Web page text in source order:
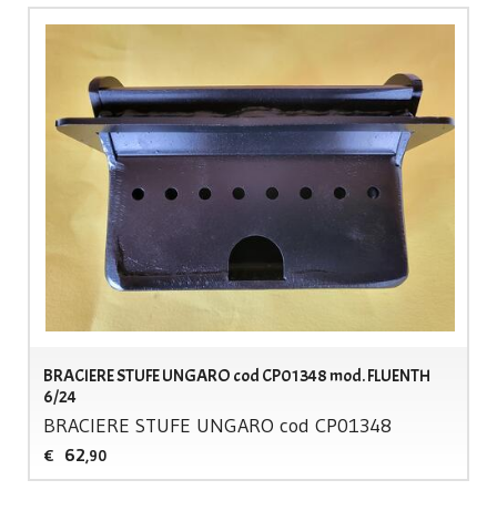
BRACIERE STUFE UNGARO cod CP01348 mod. FLUENTH
6/24
BRACIERE STUFE UNGARO cod CP01348
€ 62,90